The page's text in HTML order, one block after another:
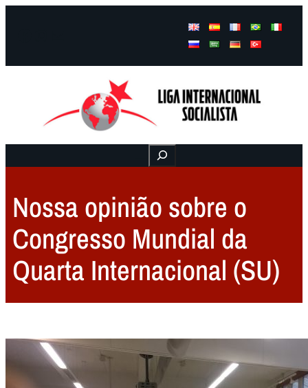
Buscar
Nossa opinião sobre o
Congresso Mundial da
Quarta Internacional (SU)